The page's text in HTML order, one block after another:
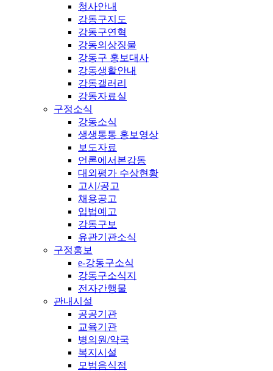
청사안내
강동구지도
강동구연혁
강동의상징물
강동구 홍보대사
강동생활안내
강동갤러리
강동자료실
구정소식
강동소식
생생통통 홍보영상
보도자료
언론에서본강동
대외평가 수상현황
고시/공고
채용공고
입법예고
강동구보
유관기관소식
구정홍보
e-강동구소식
강동구소식지
전자간행물
관내시설
공공기관
교육기관
병의원/약국
복지시설
모범음식점